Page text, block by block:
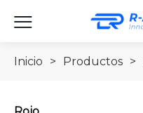
Inicio > Productos >